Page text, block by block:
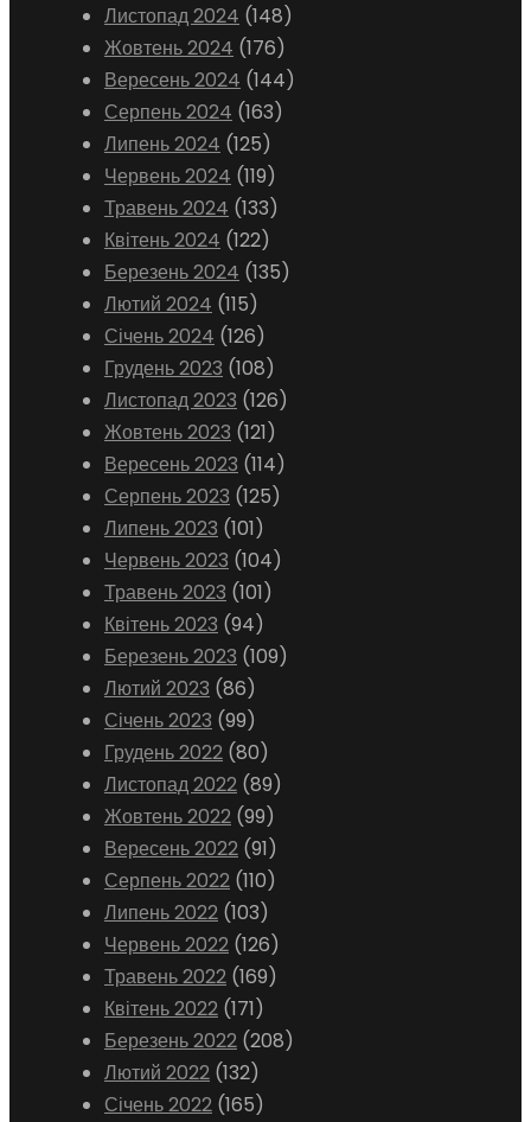
Листопад 2024 (148)
Жовтень 2024 (176)
Вересень 2024 (144)
Серпень 2024 (163)
Липень 2024 (125)
Червень 2024 (119)
Травень 2024 (133)
Квітень 2024 (122)
Березень 2024 (135)
Лютий 2024 (115)
Січень 2024 (126)
Грудень 2023 (108)
Листопад 2023 (126)
Жовтень 2023 (121)
Вересень 2023 (114)
Серпень 2023 (125)
Липень 2023 (101)
Червень 2023 (104)
Травень 2023 (101)
Квітень 2023 (94)
Березень 2023 (109)
Лютий 2023 (86)
Січень 2023 (99)
Грудень 2022 (80)
Листопад 2022 (89)
Жовтень 2022 (99)
Вересень 2022 (91)
Серпень 2022 (110)
Липень 2022 (103)
Червень 2022 (126)
Травень 2022 (169)
Квітень 2022 (171)
Березень 2022 (208)
Лютий 2022 (132)
Січень 2022 (165)